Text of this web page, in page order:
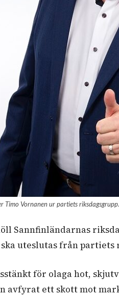
Timo Vornanen ur partiets
Sannfinländarnas
uteslutas från partiets
för olaga hot,
avfyrat ett skott mot